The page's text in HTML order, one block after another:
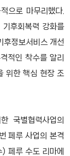
으로 마무리했다.
후회복력 강화를
후정보서비스 개선
적인 착수를 알리
위한 핵심 현장 조
국별협력사업의
페루 사업의 본격
페루 수도 리마에